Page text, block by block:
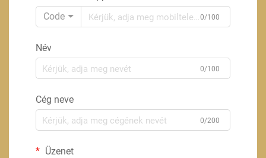
Code
0/100
Név
0/100
Cég neve
0/200
Üzenet